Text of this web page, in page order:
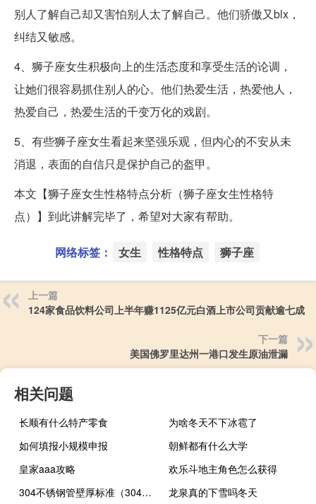
别人了解自己却又害怕别人太了解自己。他们骄傲又blx，
纠结又敏感。
4、狮子座女生积极向上的生活态度和享受生活的论调，
让她们很容易抓住别人的心。他们热爱生活，热爱他人，
热爱自己，热爱生活的千变万化的戏剧。
5、有些狮子座女生看起来坚强乐观，但内心的不安从未
消退，表面的自信只是保护自己的盔甲。
本文【狮子座女生性格特点分析（狮子座女生性格特
点）】到此讲解完毕了，希望对大家有帮助。
网络标签： 女生 性格特点 狮子座
上一篇
124家食品饮料公司上半年赚1125亿元白酒上市公司贡献逾七成
下一篇
美国佛罗里达州一港口发生原油泄漏
相关问题
长顺有什么特产零食
为啥冬天不下冰雹了
如何填报小规模申报
朝鲜都有什么大学
皇家aaa攻略
欢乐斗地主角色怎么获得
304不锈钢管壁厚标准（304不锈钢管国标壁厚）
龙泉真的下雪吗冬天